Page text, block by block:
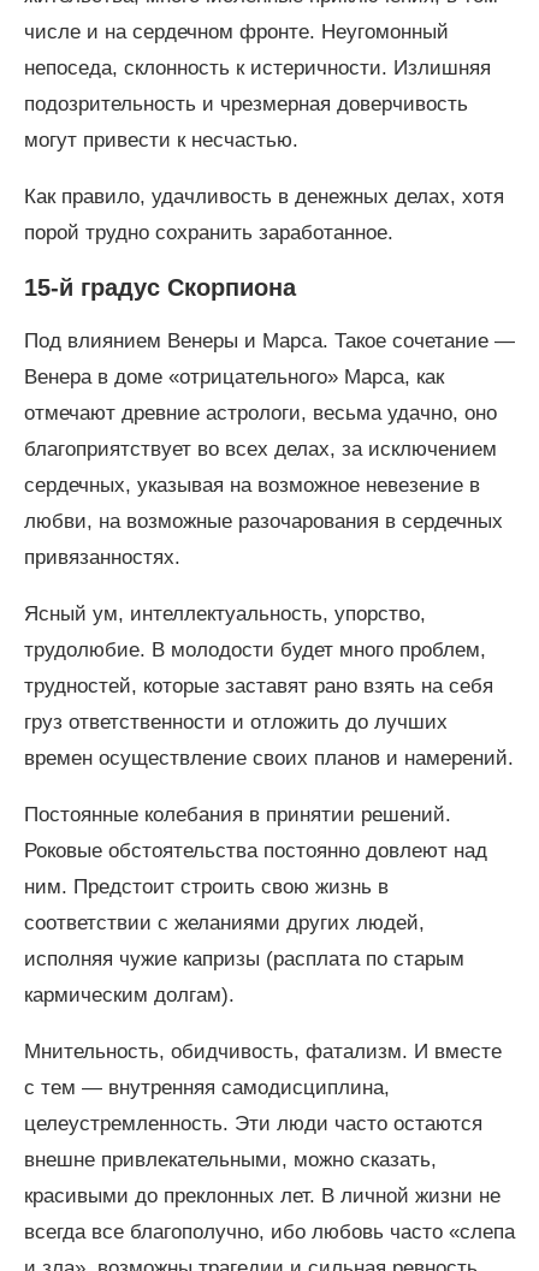
числе и на сердечном фронте. Неугомонный
непоседа, склонность к истеричности. Излишняя
подозрительность и чрезмерная доверчивость
могут привести к несчастью.
Как правило, удачливость в денежных делах, хотя
порой трудно сохранить заработанное.
15-й градус Скорпиона
Под влиянием Венеры и Марса. Такое сочетание —
Венера в доме «отрицательного» Марса, как
отмечают древние астрологи, весьма удачно, оно
благоприятствует во всех делах, за исключением
сердечных, указывая на возможное невезение в
любви, на возможные разочарования в сердечных
привязанностях.
Ясный ум, интеллектуальность, упорство,
трудолюбие. В молодости будет много проблем,
трудностей, которые заставят рано взять на себя
груз ответственности и отложить до лучших
времен осуществление своих планов и намерений.
Постоянные колебания в принятии решений.
Роковые обстоятельства постоянно довлеют над
ним. Предстоит строить свою жизнь в
соответствии с желаниями других людей,
исполняя чужие капризы (расплата по старым
кармическим долгам).
Мнительность, обидчивость, фатализм. И вместе
с тем — внутренняя самодисциплина,
целеустремленность. Эти люди часто остаются
внешне привлекательными, можно сказать,
красивыми до преклонных лет. В личной жизни не
всегда все благополучно, ибо любовь часто «слепа